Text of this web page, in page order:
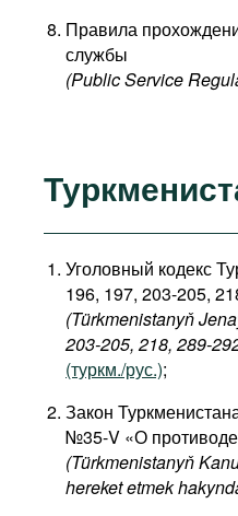
Правила
службы
(Public Service
Уголовный кодекс
196, 197, 203-205,
(Türkmenistanyň
203-205, 218, 289-
(туркм./рус.);
Закон
№35-V «О
(Türkmenistanyň
hereket etmek